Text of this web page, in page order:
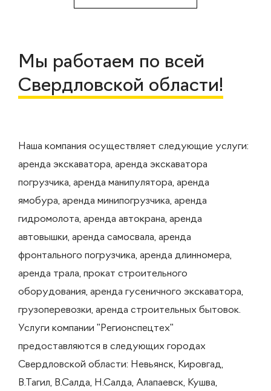
Мы работаем по всей
Свердловской области!
Наша компания осуществляет следующие услуги:
аренда экскаватора, аренда экскаватора
погрузчика, аренда манипулятора, аренда
ямобура, аренда минипогрузчика, аренда
гидромолота, аренда автокрана, аренда
автовышки, аренда самосвала, аренда
фронтального погрузчика, аренда длинномера,
аренда трала, прокат строительного
оборудования, аренда гусеничного экскаватора,
грузоперевозки, аренда строительных бытовок.
Услуги компании "Регионспецтех"
предоставляются в следующих городах
Свердловской области: Невьянск, Кировгад,
В.Тагил, В.Салда, Н.Салда, Алапаевск, Кушва,